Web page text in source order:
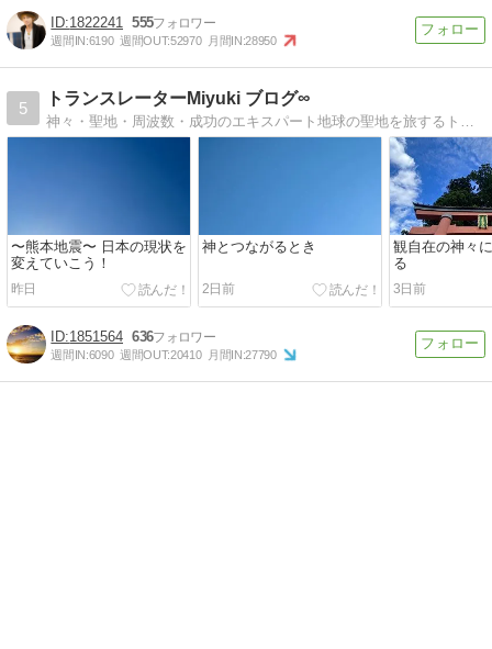
1822241 555
週間IN:6190 週間OUT:52970 月間IN:28950
5
トランスレーターMiyuki ブログ∞
神々・聖地・周波数・成功のエキスパート地球の聖地を旅するトラベラー
〜熊本地震〜 日本の現状を
変えていこう！
昨日
神とつながるとき
2日前
観自在の神々
る
3日前
1851564 636
週間IN:6090 週間OUT:20410 月間IN:27790